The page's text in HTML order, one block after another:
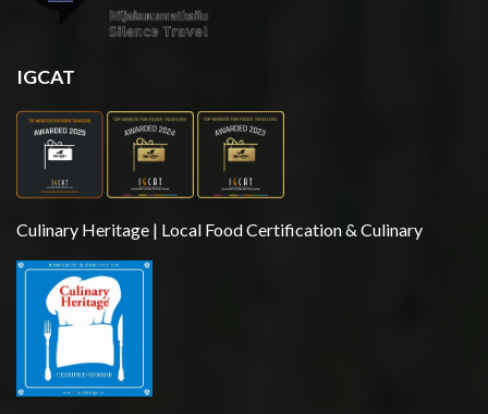
IGCAT
Culinary Heritage | Local Food Certification & Culinary